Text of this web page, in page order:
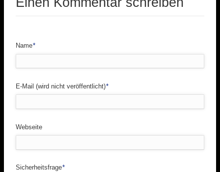
Pflichtfeld
Name*
Pflichtfeld
E-Mail (wird nicht veröffentlicht)*
Webseite
Pflichtfeld
Sicherheitsfrage*